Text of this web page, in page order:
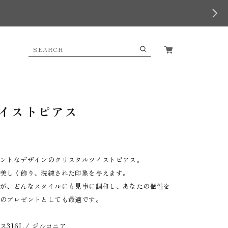
ストピアス
トなデザインのクリスタルツイストピアス。
しく飾り、洗練された印象を与えます。
、どんなスタイルにも見事に調和し、あなたの個性を
プレゼントとしても最適です。
316L / ジルコニア